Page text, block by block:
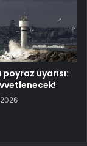
uyarısı: